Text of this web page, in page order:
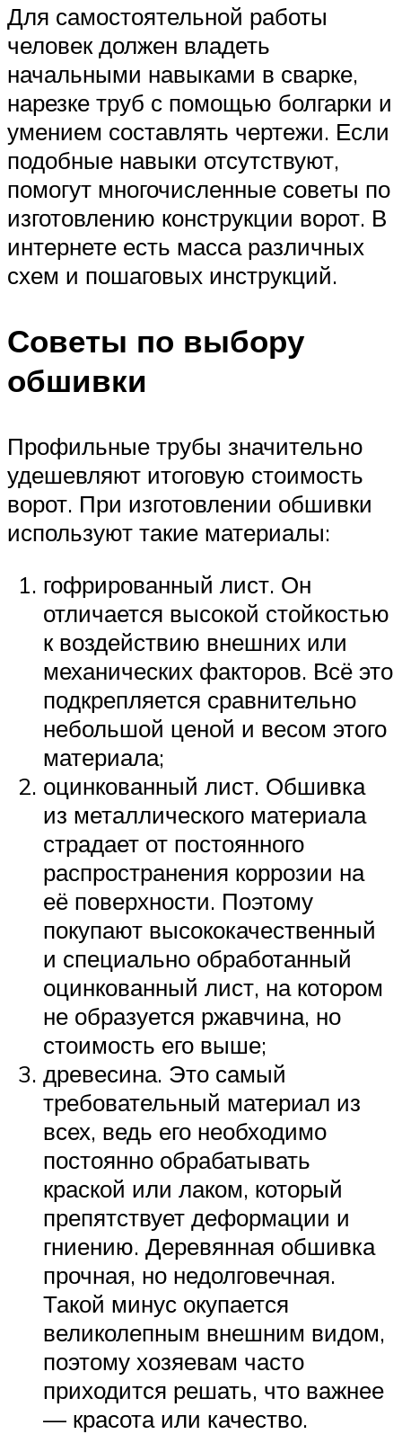
Для самостоятельной работы
человек должен владеть
начальными навыками в сварке,
нарезке труб с помощью болгарки и
умением составлять чертежи. Если
подобные навыки отсутствуют,
помогут многочисленные советы по
изготовлению конструкции ворот. В
интернете есть масса различных
схем и пошаговых инструкций.
Советы по выбору
обшивки
Профильные трубы значительно
удешевляют итоговую стоимость
ворот. При изготовлении обшивки
используют такие материалы:
гофрированный лист. Он
отличается высокой стойкостью
к воздействию внешних или
механических факторов. Всё это
подкрепляется сравнительно
небольшой ценой и весом этого
материала;
оцинкованный лист. Обшивка
из металлического материала
страдает от постоянного
распространения коррозии на
её поверхности. Поэтому
покупают высококачественный
и специально обработанный
оцинкованный лист, на котором
не образуется ржавчина, но
стоимость его выше;
древесина. Это самый
требовательный материал из
всех, ведь его необходимо
постоянно обрабатывать
краской или лаком, который
препятствует деформации и
гниению. Деревянная обшивка
прочная, но недолговечная.
Такой минус окупается
великолепным внешним видом,
поэтому хозяевам часто
приходится решать, что важнее
— красота или качество.